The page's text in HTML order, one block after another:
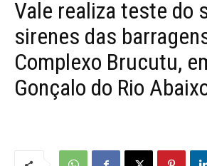
Vale realiza teste do
sirenes das
Complexo Brucutu,
Gonçalo do Rio